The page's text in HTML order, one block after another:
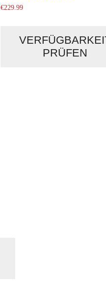
€229.99
PRÜFEN